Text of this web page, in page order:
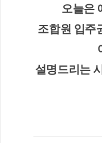
오늘은
조합원 입주
설명드리는